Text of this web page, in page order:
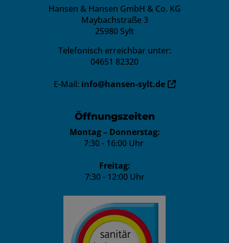
Hansen & Hansen GmbH & Co. KG
Maybachstraße 3
25980 Sylt
Telefonisch erreichbar unter:
04651 82320
E-Mail: info@hansen-sylt.de
Öffnungszeiten
Montag – Donnerstag:
7:30 - 16:00 Uhr
Freitag:
7:30 - 12:00 Uhr